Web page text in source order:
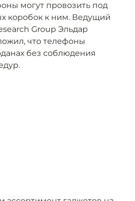
могут провозить под
коробок к ним. Ведущий
Group Эльдар
что телефоны
без соблюдения